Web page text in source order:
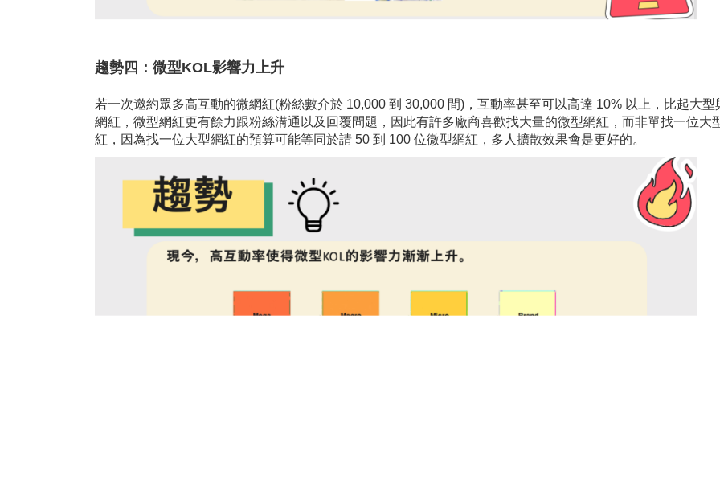
趨勢四：微型KOL影響力上升
若一次邀約眾多高互動的微網紅(粉絲數介於 10,000 到 30,000 間)，互動率甚至可以高達 10% 以上，比起大型
網紅，微型網紅更有餘力跟粉絲溝通以及回覆問題，因此有許多廠商喜歡找大量的微型網紅，而非單找一位大
紅，因為找一位大型網紅的預算可能等同於請 50 到 100 位微型網紅，多人擴散效果會是更好的。